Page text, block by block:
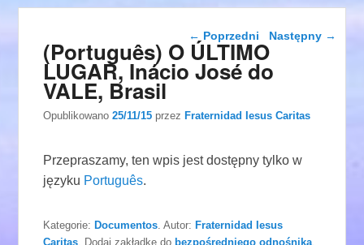
Nawigacja wpisu
← Poprzedni Następny →
(Português) O ÚLTIMO
LUGAR, Inácio José do
VALE, Brasil
Opublikowano25/11/15 przezFraternidad Iesus Caritas
Przepraszamy, ten wpis jest dostępny tylko w
języku Português.
Kategorie:Documentos . Autor:Fraternidad Iesus
Caritas . Dodaj zakładkę do bezpośredniego odnośnika